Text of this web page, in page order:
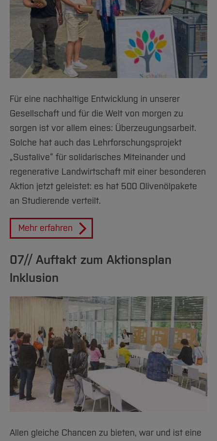
Für eine nachhaltige Entwicklung in unserer
Gesellschaft und für die Welt von morgen zu
sorgen ist vor allem eines: Überzeugungsarbeit.
Solche hat auch das Lehrforschungsprojekt
„Sustalive“ für solidarisches Miteinander und
regenerative Landwirtschaft mit einer besonderen
Aktion jetzt geleistet: es hat 500 Olivenölpakete
an Studierende verteilt.
Mehr erfahren
07// Auftakt zum Aktionsplan
Inklusion
Allen gleiche Chancen zu bieten, war und ist eine